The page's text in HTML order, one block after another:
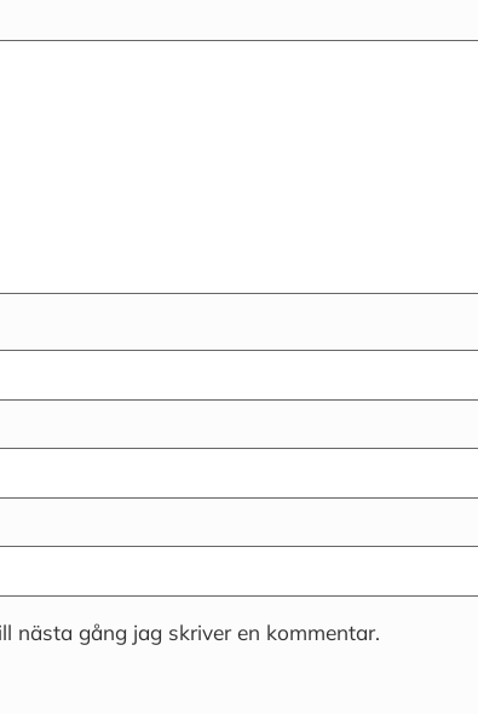
nästa gång jag skriver en kommentar.